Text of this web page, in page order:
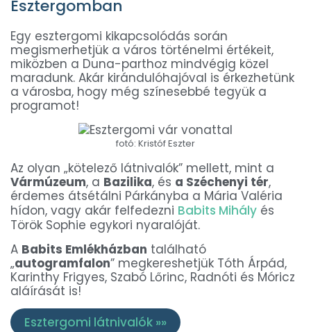
Esztergomban
Egy esztergomi kikapcsolódás során
megismerhetjük a város történelmi értékeit,
miközben a Duna-parthoz mindvégig közel
maradunk. Akár kirándulóhajóval is érkezhetünk
a városba, hogy még színesebbé tegyük a
programot!
fotó: Kristóf Eszter
Az olyan „kötelező látnivalók” mellett, mint a
Vármúzeum, a Bazilika, és a Széchenyi tér,
érdemes átsétálni Párkányba a Mária Valéria
hídon, vagy akár felfedezni Babits Mihály és
Török Sophie egykori nyaralóját.
A Babits Emlékházban található
„autogramfalon” megkereshetjük Tóth Árpád,
Karinthy Frigyes, Szabó Lőrinc, Radnóti és Móricz
aláírását is!
Esztergomi látnivalók »»